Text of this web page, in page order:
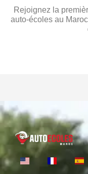
Rejoignez la
auto-écoles au